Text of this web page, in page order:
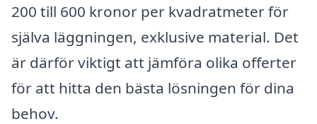
200 till 600 kronor per kvadratmeter för
själva läggningen, exklusive material. Det
är därför viktigt att jämföra olika offerter
för att hitta den bästa lösningen för dina
behov.